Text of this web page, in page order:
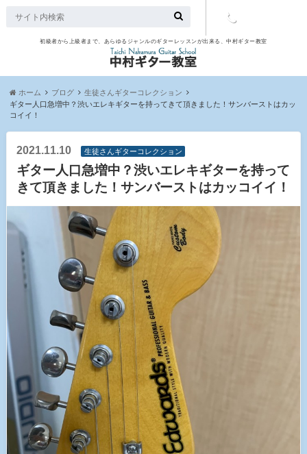
初級者から上級者まで、あらゆるジャンルのギターレッスンが出来る、中村ギター教室
ホーム ブログ
生徒さんギターコレクション
ギター人口急増中？渋いエレキギターを持ってきて頂きました！サンバーストはカッ
コイイ！
2021.11.10 生徒さんギターコレクション
ギター人口急増中？渋いエレキギターを持って
きて頂きました！サンバーストはカッコイイ！